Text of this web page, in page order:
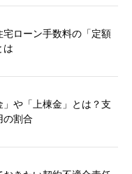
ローン手数料の「定額
は
や「上棟金」とは？支
の割合